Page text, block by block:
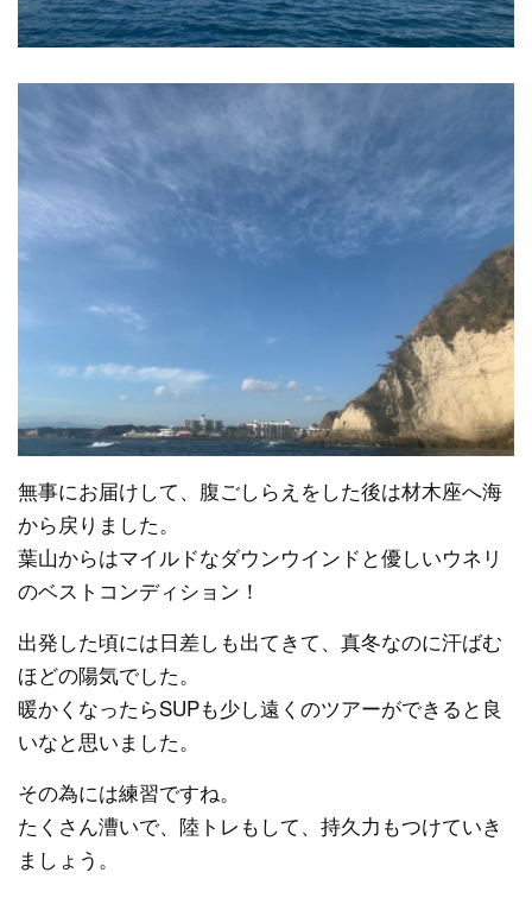
無事にお届けして、腹ごしらえをした後は材木座へ海
から戻りました。
葉山からはマイルドなダウンウインドと優しいウネリ
のベストコンディション！
出発した頃には日差しも出てきて、真冬なのに汗ばむ
ほどの陽気でした。
暖かくなったらSUPも少し遠くのツアーができると良
いなと思いました。
その為には練習ですね。
たくさん漕いで、陸トレもして、持久力もつけていき
ましょう。